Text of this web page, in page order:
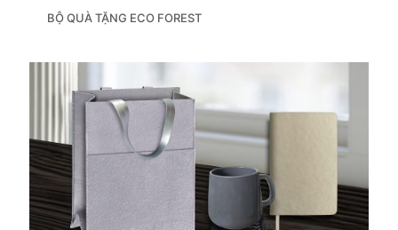
BỘ QUÀ TẶNG ECO FOREST